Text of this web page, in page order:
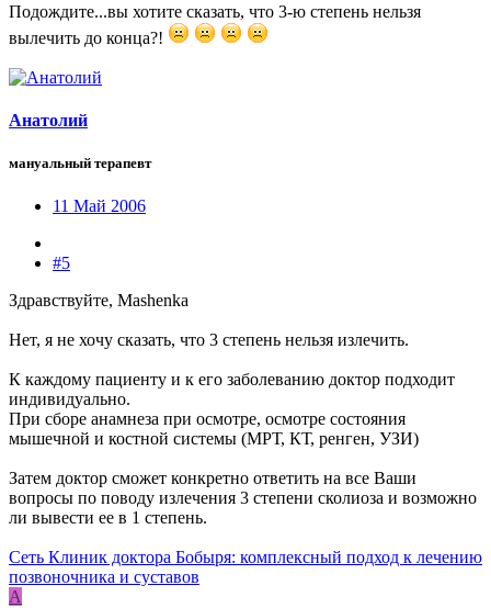
Подождите...вы хотите сказать, что 3-ю степень нельзя
вылечить до конца?!
Анатолий
мануальный терапевт
11 Май 2006
#5
Здравствуйте, Мashenka
Нет, я не хочу сказать, что 3 степень нельзя излечить.
К каждому пациенту и к его заболеванию доктор подходит
индивидуально.
При сборе анамнеза при осмотре, осмотре состояния
мышечной и костной системы (МРТ, КТ, ренген, УЗИ)
Затем доктор сможет конкретно ответить на все Ваши
вопросы по поводу излечения 3 степени сколиоза и возможно
ли вывести ее в 1 степень.
Сеть Клиник доктора Бобыря: комплексный подход к лечению
позвоночника и суставов
А